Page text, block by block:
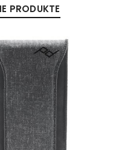
VERGESSEN?
PRODUKTE